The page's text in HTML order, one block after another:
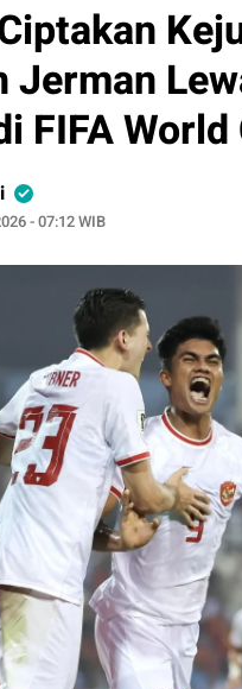
Jerman
FIFA World
- 07:12 WIB